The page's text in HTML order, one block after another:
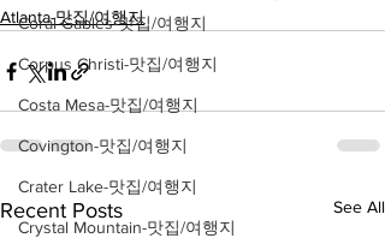
Coral Gables-맛집/여행지
Corpus Christi-맛집/여행지
Costa Mesa-맛집/여행지
Covington-맛집/여행지
Crater Lake-맛집/여행지
Crystal Mountain-맛집/여행지
Atlanta-맛집/여행지
Recent Posts See All